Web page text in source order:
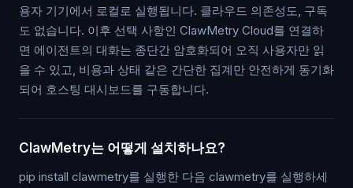
용자 기기에서 로컬로 실행됩니다. 클라우드 의존성도, 구독
도 없습니다. 이후 선택 사항인 ClawMetry Cloud를 연결하
면 에이전트의 대화는 종단간 암호화되어 오직 사용자만 읽
을 수 있고, 비용과 상태 같은 간단한 집계만 안전하게 동기화
되어 호스팅 대시보드를 구동합니다.
ClawMetry는 어떻게 설치하나요?
pip install clawmetry를 실행한 다음 clawmetry를 실행하세